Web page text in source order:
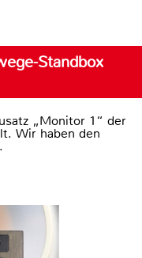
Standbox
„Monitor 1“ der
Wir haben den